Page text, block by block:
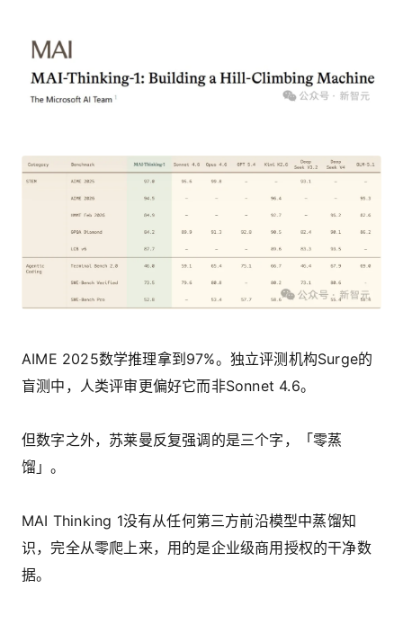
AIME 2025数学推理拿到97%。独立评测机构Surge的
盲测中，人类评审更偏好它而非Sonnet 4.6。
但数字之外，苏莱曼反复强调的是三个字，「零蒸
馏」。
MAI Thinking 1没有从任何第三方前沿模型中蒸馏知
识，完全从零爬上来，用的是企业级商用授权的干净数
据。